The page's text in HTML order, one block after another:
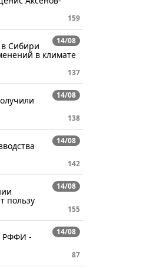
159
14/08
Сибири
в климате
137
14/08
138
14/08
142
14/08
пользу
155
14/08
РФФИ -
87